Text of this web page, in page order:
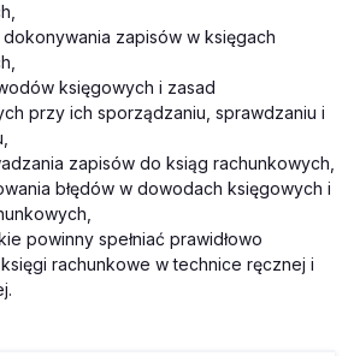
zapisów w księgach
księgowych i zasad
przy ich sporządzaniu, sprawdzaniu i
zapisów do ksiąg rachunkowych,
błędów w dowodach księgowych i
powinny spełniać prawidłowo
rachunkowe w technice ręcznej i